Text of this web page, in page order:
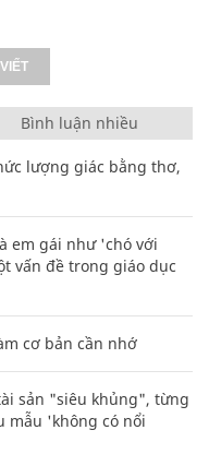
Bình luận nhiều
lượng giác bằng thơ,
em gái như 'chó với
vấn đề trong giáo dục
cơ bản cần nhớ
sản "siêu khủng", từng
mẫu 'không có nổi